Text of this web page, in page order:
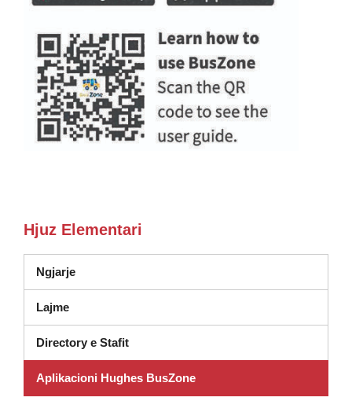
Hjuz Elementari
Ngjarje
Lajme
Directory e Stafit
Aplikacioni Hughes BusZone